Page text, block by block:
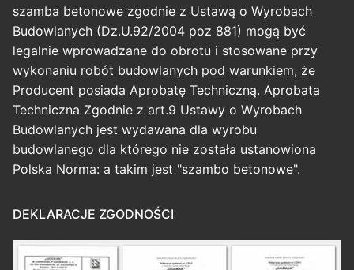
szamba betonowe zgodnie z Ustawą o Wyrobach
Budowlanych (Dz.U.92/2004 poz 881) mogą być
legalnie wprowadzane do obrotu i stosowane przy
wykonaniu robót budowlanych pod warunkiem, że
Producent posiada Aprobatę Techniczną. Aprobata
Techniczna Zgodnie z art.9 Ustawy o Wyrobach
Budowlanych jest wydawana dla wyrobu
budowlanego dla którego nie została ustanowiona
Polska Norma: a takim jest "szambo betonowe".
DEKLARACJE ZGODNOŚCI